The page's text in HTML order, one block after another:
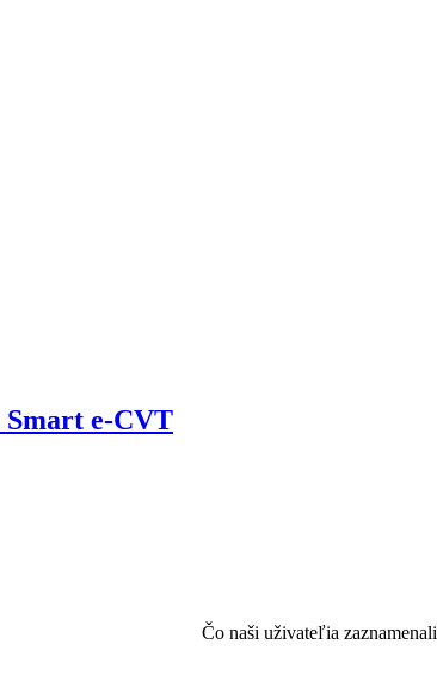
Smart e-CVT
Čo naši uživateľia zaznamenali